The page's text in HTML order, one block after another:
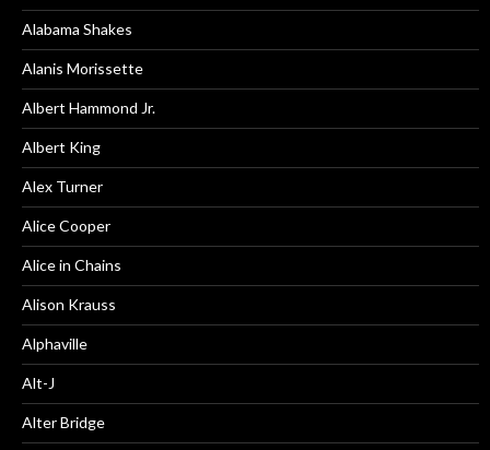
Alabama Shakes
Alanis Morissette
Albert Hammond Jr.
Albert King
Alex Turner
Alice Cooper
Alice in Chains
Alison Krauss
Alphaville
Alt-J
Alter Bridge